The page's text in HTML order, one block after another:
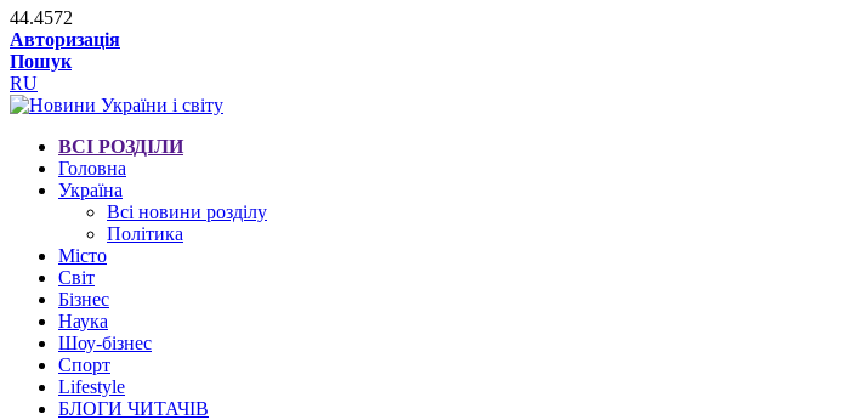
44.4572
Авторизація
Пошук
RU
ВСІ РОЗДІЛИ
Головна
Україна
Всі новини розділу
Політика
Місто
Світ
Бізнес
Наука
Шоу-бізнес
Спорт
Lifestyle
БЛОГИ ЧИТАЧІВ